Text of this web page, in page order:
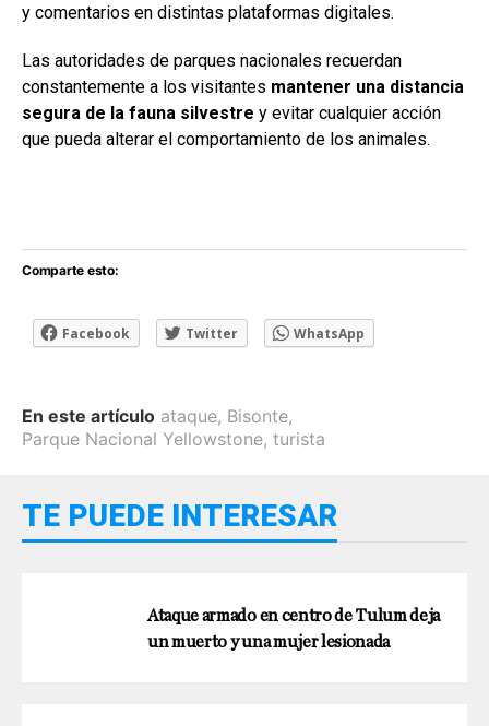
y comentarios en distintas plataformas digitales.
Las autoridades de parques nacionales recuerdan
constantemente a los visitantes mantener una distancia
segura de la fauna silvestre y evitar cualquier acción
que pueda alterar el comportamiento de los animales.
Comparte esto:
Facebook Twitter WhatsApp
En este artículo ataque, Bisonte,
Parque Nacional Yellowstone, turista
TE PUEDE INTERESAR
Ataque armado en centro de Tulum deja
un muerto y una mujer lesionada